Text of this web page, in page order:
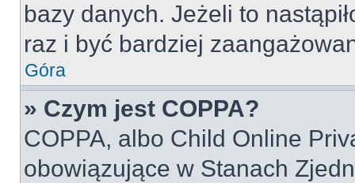
bazy danych. Jeżeli to
raz i być bardziej
Góra
» Czym jest COPPA?
COPPA, albo Child Online
obowiązujące w Stanach